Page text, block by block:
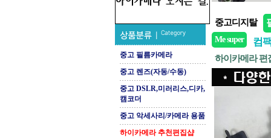
중고 필름카메라
중고 렌즈(자동/수동)
중고 DSLR,미러리스,디카,
캠코더
중고 악세사리/카메라 용품
하이카메라 추천편집샵
중고디지탈
Me super 컴
하이카메라 편